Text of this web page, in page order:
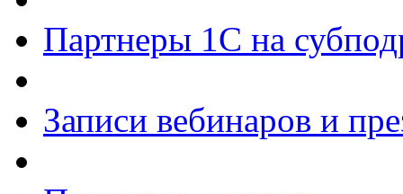
Партнеры 1С на
Записи вебинаров и